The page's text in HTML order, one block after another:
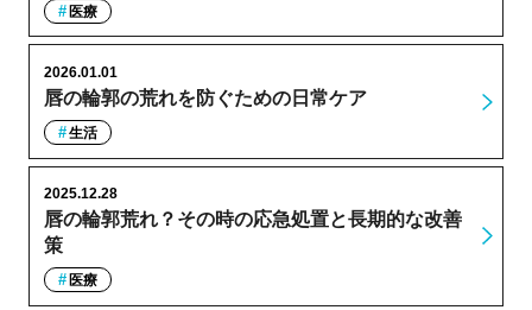
医療
唇の輪郭の荒れを防ぐための日常ケア
2026.01.01
生活
唇の輪郭荒れ？その時の応急処置と長期的な改善
策
2025.12.28
医療